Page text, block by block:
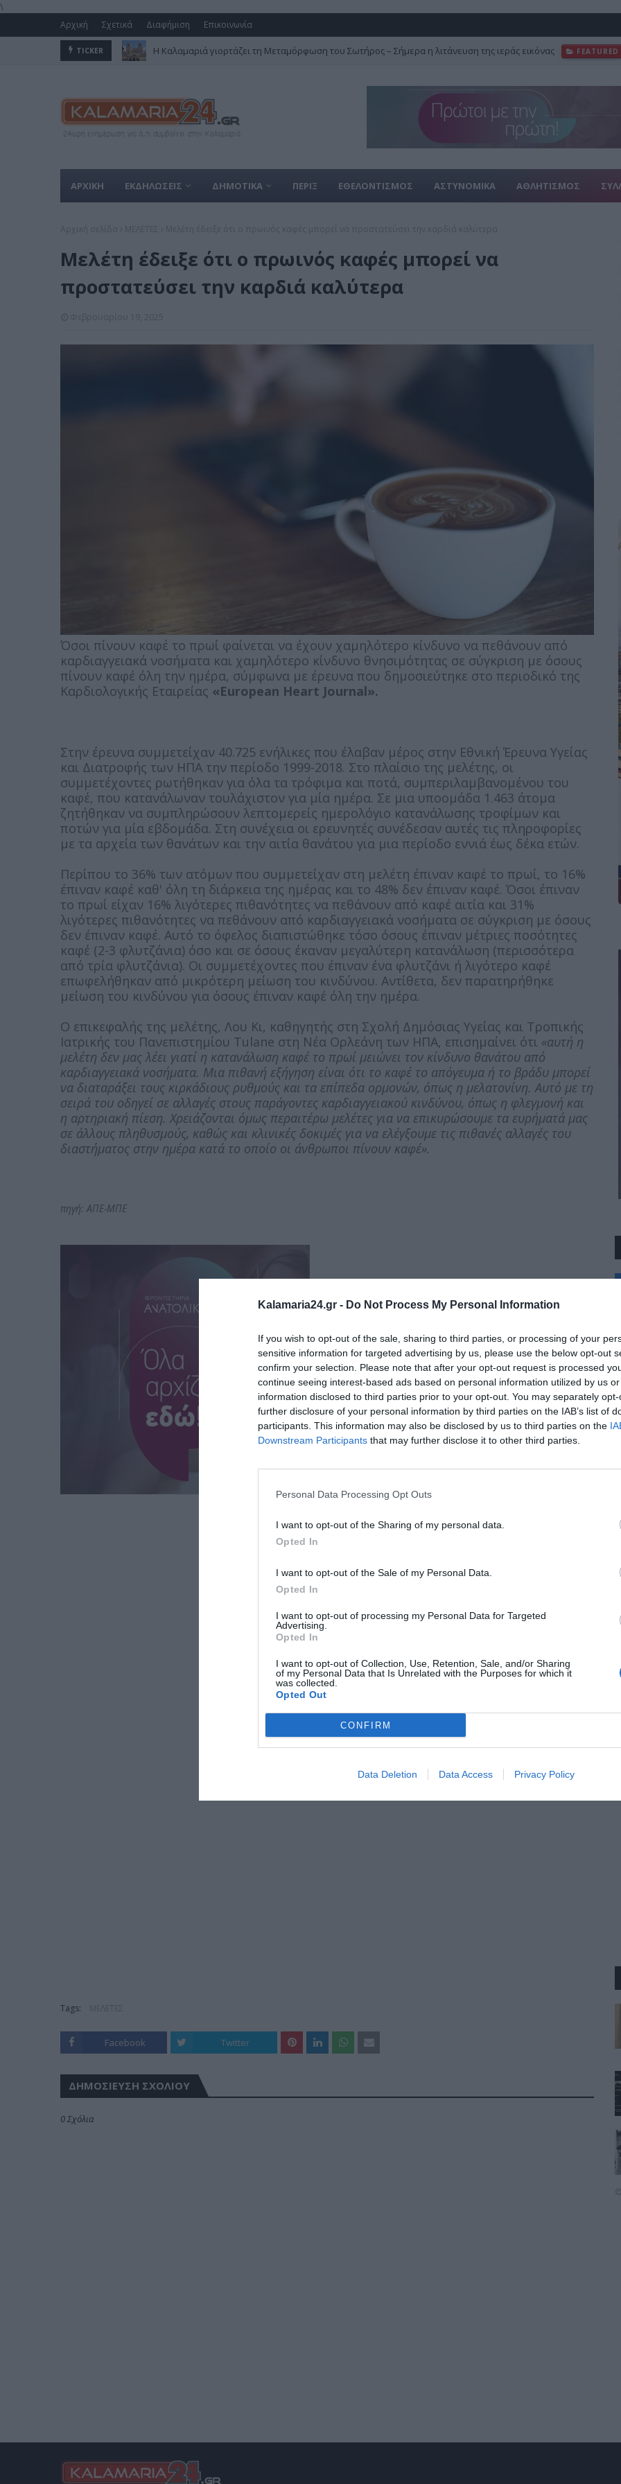
Kalamaria24.gr - Do Not Process My Personal Information
If you wish to opt-out of the sale, sharing to third parties, or processing of your
sensitive information for targeted advertising by us, please use the below opt-out
confirm your selection. Please note that after your opt-out request is processed
continue seeing interest-based ads based on personal information utilized by us
information disclosed to third parties prior to your opt-out. You may separately
further disclosure of your personal information by third parties on the IAB’s list of
participants. This information may also be disclosed by us to third parties on the
Downstream Participants that may further disclose it to other third parties.
Personal Data Processing Opt Outs
I want to opt-out of the Sharing of my personal data.
Opted In
I want to opt-out of the Sale of my Personal Data.
Opted In
I want to opt-out of processing my Personal Data for Targeted
Advertising.
Opted In
I want to opt-out of Collection, Use, Retention, Sale, and/or Sharing
of my Personal Data that Is Unrelated with the Purposes for which it
was collected.
Opted Out
CONFIRM
Data Deletion Data Access Privacy Policy
\
Αρχική Σχετικά Διαφήμιση Επικοινωνία
TICKER Η Καλαμαριά γιορτάζει τη Μεταμόρφωση του Σωτήρος – Σήμερα η λιτάνευση της ιεράς εικόνας FEATURED
ΑΡΧΙΚΗ ΕΚΔΗΛΩΣΕΙΣ ΔΗΜΟΤΙΚΑ ΠΕΡΙΞ ΕΘΕΛΟΝΤΙΣΜΟΣ ΑΣΤΥΝΟΜΙΚΑ ΑΘΛΗΤΙΣΜΟΣ
Μελέτη έδειξε ότι ο πρωινός καφές μπορεί να
προστατεύσει την καρδιά καλύτερα
Όσοι πίνουν καφέ το πρωί φαίνεται να έχουν χαμηλότερο κίνδυνο να πεθάνουν από
καρδιαγγειακά νοσήματα και χαμηλότερο κίνδυνο θνησιμότητας σε σύγκριση με όσους
πίνουν καφέ όλη την ημέρα, σύμφωνα με έρευνα που δημοσιεύτηκε στο περιοδικό της
Καρδιολογικής Εταιρείας «European Heart Journal».
Στην έρευνα συμμετείχαν 40.725 ενήλικες που έλαβαν μέρος στην Εθνική Έρευνα Υγείας
και Διατροφής των ΗΠΑ την περίοδο 1999-2018. Στο πλαίσιο της μελέτης, οι
συμμετέχοντες ρωτήθηκαν για όλα τα τρόφιμα και ποτά, συμπεριλαμβανομένου του
καφέ, που κατανάλωναν τουλάχιστον για μία ημέρα. Σε μια υποομάδα 1.463 άτομα
ζητήθηκαν να συμπληρώσουν λεπτομερείς ημερολόγιο κατανάλωσης τροφίμων και
ποτών για μία εβδομάδα. Στη συνέχεια οι ερευνητές συνέδεσαν αυτές τις πληροφορίες
με τα αρχεία των θανάτων και την αιτία θανάτου για μια περίοδο εννιά έως δέκα ετών.
Περίπου το 36% των ατόμων που συμμετείχαν στη μελέτη έπιναν καφέ το πρωί, το 16%
έπιναν καφέ καθ' όλη τη διάρκεια της ημέρας και το 48% δεν έπιναν καφέ. Όσοι έπιναν
το πρωί είχαν 16% λιγότερες πιθανότητες να πεθάνουν από καφέ αιτία και 31%
λιγότερες πιθανότητες να πεθάνουν από καρδιαγγειακά νοσήματα σε σύγκριση με όσους
δεν έπιναν καφέ. Αυτό το όφελος διαπιστώθηκε τόσο όσους έπιναν μέτριες ποσότητες
καφέ (2-3 φλυτζάνια) όσο και σε όσους έκαναν μεγαλύτερη κατανάλωση (περισσότερα
από τρία φλυτζάνια). Οι συμμετέχοντες που έπιναν ένα φλυτζάνι ή λιγότερο καφέ
επωφελήθηκαν από μικρότερη μείωση του κινδύνου. Αντίθετα, δεν παρατηρήθηκε
μείωση του κινδύνου για όσους έπιναν καφέ όλη την ημέρα.
Ο επικεφαλής της μελέτης, Λου Κι, καθηγητής στη Σχολή Δημόσιας Υγείας και Τροπικής
Ιατρικής του Πανεπιστημίου Tulane στη Νέα Ορλεάνη των ΗΠΑ, επισημαίνει ότι «αυτή η
μελέτη δεν μας λέει γιατί η κατανάλωση καφέ το πρωί μειώνει τον κίνδυνο θανάτου από
καρδιαγγειακά νοσήματα. Μια πιθανή εξήγηση είναι ότι το καφέ το απόγευμα ή το βράδυ μπορεί
να διαταράξει τους κιρκάδιους ρυθμούς και τα επίπεδα ορμονών, όπως η μελατονίνη. Αυτό με τη
σειρά του οδηγεί σε αλλαγές στους παράγοντες καρδιαγγειακού κινδύνου, όπως η φλεγμονή και
η αρτηριακή πίεση. Χρειάζονται όμως περαιτέρω μελέτες για να επικυρώσουμε τα ευρήματά μας
σε άλλους πληθυσμούς, καθώς και κλινικές δοκιμές για να ελέγξουμε τις πιθανές αλλαγές του
διαστήματος στην ημέρα κατά το οποίο οι άνθρωποι πίνουν καφέ».
πηγή: ΑΠΕ-ΜΠΕ
Tags:
Facebook Twitter
ΔΗΜΟΣΊΕΥΣΗ ΣΧΟΛΊΟΥ
0 Σχόλια
+